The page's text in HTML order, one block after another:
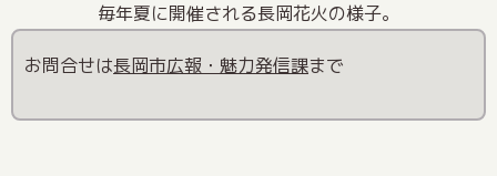
毎年夏に開催される長岡花火の様子。
お問合せは長岡市広報・魅力発信課まで